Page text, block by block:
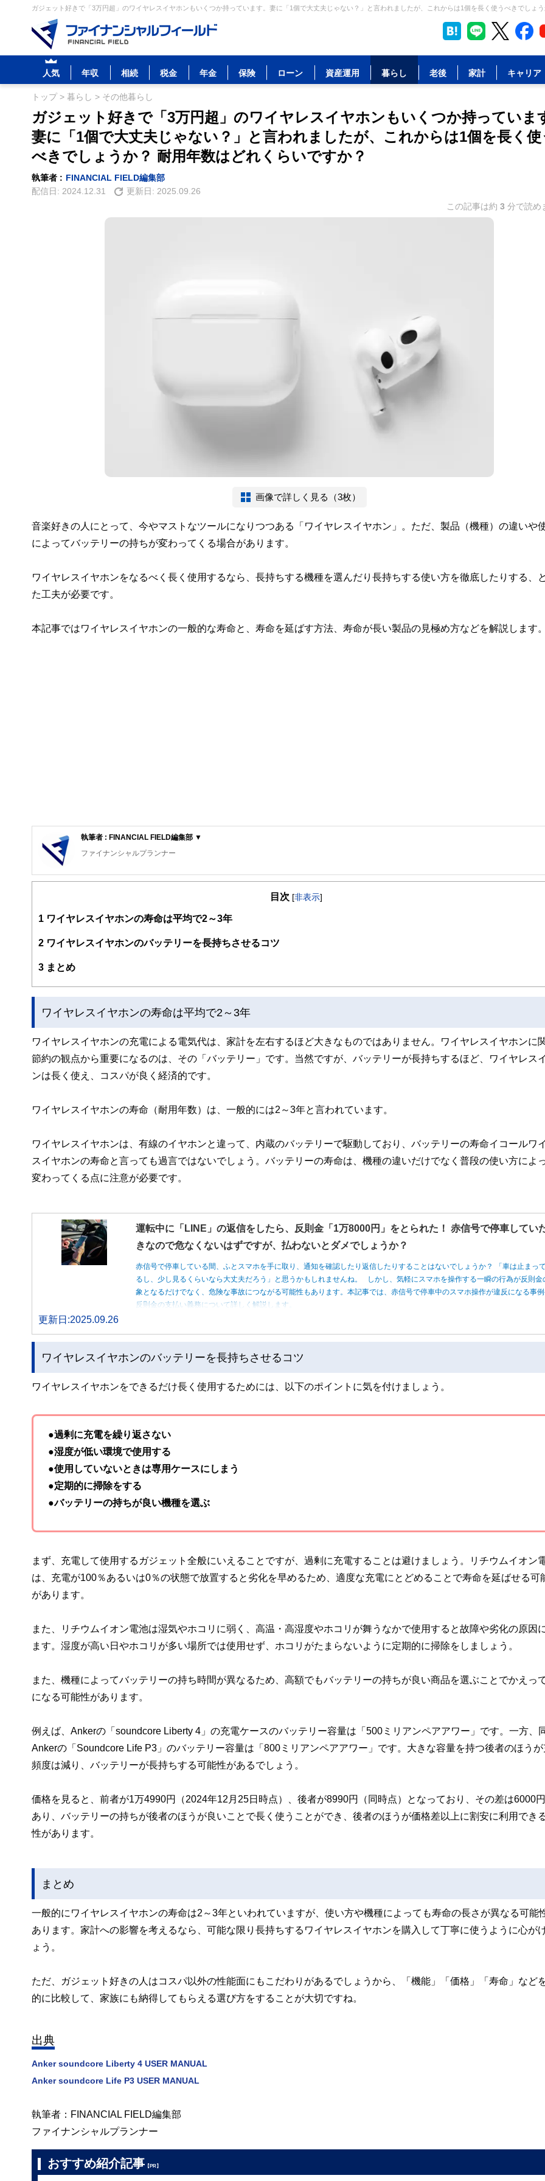
ガジェット好きで「3万円超」のワイヤレスイヤホンもいくつか持っています。妻に「1個で大丈夫じゃない？」と言われましたが、これからは1個を長く使うべきでしょ
人気 年収 相続 税金 年金 保険 ローン 資産運用 暮らし 老後 家計 キャリア
トップ> 暮らし > その他暮らし
ガジェット好きで「3万円超」のワイヤレスイヤホンもいくつか持っていま
妻に「1個で大丈夫じゃない？」と言われましたが、これからは1個を長く使
べきでしょうか？ 耐用年数はどれくらいですか？
執筆者 : FINANCIAL FIELD編集部
配信日: 2024.12.31 更新日: 2025.09.26
この記事は約 3 分で読め
画像で詳しく見る（3枚）
音楽好きの人にとって、今やマストなツールになりつつある「ワイヤレスイヤホン」。ただ、製品（機種）の違いや
によってバッテリーの持ちが変わってくる場合があります。
ワイヤレスイヤホンをなるべく長く使用するなら、長持ちする機種を選んだり長持ちする使い方を徹底したりする、
た工夫が必要です。
本記事ではワイヤレスイヤホンの一般的な寿命と、寿命を延ばす方法、寿命が長い製品の見極め方などを解説します。
執筆者 : FINANCIAL FIELD編集部 ▼
ファイナンシャルプランナー
FinancialField編集部は、金融、経済に関する記事を、日々の暮らしにどのような影響を与えるかという視点で、お金の知識がない方でも理解
案から記事掲載まですべての工程に関わることで、読者目線のコンテンツを追求しています。
FinancialFieldの特徴は、ファイナンシャルプランナー、弁護士、税理士、宅地建物取引士、相続診断士、住宅ローンアドバイザー、DCプラン
ー、公認会計士、社会保険労務士、行政書士、投資アナリスト、キャリアコンサルタントなど150名以上の有資格者を執筆者・監修者として迎
私たちは、快適でより良い生活のアイデアを提供するお金のコンシェルジュを目指します。
目次 [非表示]
1 ワイヤレスイヤホンの寿命は平均で2～3年
2 ワイヤレスイヤホンのバッテリーを長持ちさせるコツ
3 まとめ
ワイヤレスイヤホンの寿命は平均で2～3年
ワイヤレスイヤホンの充電による電気代は、家計を左右するほど大きなものではありません。ワイヤレスイヤホンに
節約の観点から重要になるのは、その「バッテリー」です。当然ですが、バッテリーが長持ちするほど、ワイヤレス
ンは長く使え、コスパが良く経済的です。
ワイヤレスイヤホンの寿命（耐用年数）は、一般的には2～3年と言われています。
ワイヤレスイヤホンは、有線のイヤホンと違って、内蔵のバッテリーで駆動しており、バッテリーの寿命イコールワ
スイヤホンの寿命と言っても過言ではないでしょう。バッテリーの寿命は、機種の違いだけでなく普段の使い方によ
変わってくる点に注意が必要です。
運転中に「LINE」の返信をしたら、反則金「1万8000円」をとられた！ 赤信号で停車してい
きなので危なくないはずですが、払わないとダメでしょうか？
赤信号で停車している間、ふとスマホを手に取り、通知を確認したり返信したりすることはないでしょうか？ 「車は止まっ
るし、少し見るくらいなら大丈夫だろう」と思うかもしれませんね。 しかし、気軽にスマホを操作する一瞬の行為が反則金
象となるだけでなく、危険な事故につながる可能性もあります。本記事では、赤信号で停車中のスマホ操作が違反になる事例
反則金の支払い義務について詳しく解説します。
更新日:2025.09.26
ワイヤレスイヤホンのバッテリーを長持ちさせるコツ
ワイヤレスイヤホンをできるだけ長く使用するためには、以下のポイントに気を付けましょう。
●過剰に充電を繰り返さない
●湿度が低い環境で使用する
●使用していないときは専用ケースにしまう
●定期的に掃除をする
●バッテリーの持ちが良い機種を選ぶ
まず、充電して使用するガジェット全般にいえることですが、過剰に充電することは避けましょう。リチウムイオン
は、充電が100％あるいは0％の状態で放置すると劣化を早めるため、適度な充電にとどめることで寿命を延ばせる可
があります。
また、リチウムイオン電池は湿気やホコリに弱く、高温・高湿度やホコリが舞うなかで使用すると故障や劣化の原因
ます。湿度が高い日やホコリが多い場所では使用せず、ホコリがたまらないように定期的に掃除をしましょう。
また、機種によってバッテリーの持ち時間が異なるため、高額でもバッテリーの持ちが良い商品を選ぶことでかえっ
になる可能性があります。
例えば、Ankerの「soundcore Liberty 4」の充電ケースのバッテリー容量は「500ミリアンペアアワー」です。一方、
Ankerの「Soundcore Life P3」のバッテリー容量は「800ミリアンペアアワー」です。大きな容量を持つ後者のほうが
頻度は減り、バッテリーが長持ちする可能性があるでしょう。
価格を見ると、前者が1万4990円（2024年12月25日時点）、後者が8990円（同時点）となっており、その差は6000
あり、バッテリーの持ちが後者のほうが良いことで長く使うことができ、後者のほうが価格差以上に割安に利用でき
性があります。
まとめ
一般的にワイヤレスイヤホンの寿命は2～3年といわれていますが、使い方や機種によっても寿命の長さが異なる可能
あります。家計への影響を考えるなら、可能な限り長持ちするワイヤレスイヤホンを購入して丁寧に使うように心が
ょう。
ただ、ガジェット好きの人はコスパ以外の性能面にもこだわりがあるでしょうから、「機能」「価格」「寿命」など
的に比較して、家族にも納得してもらえる選び方をすることが大切ですね。
出典
Anker soundcore Liberty 4 USER MANUAL
Anker soundcore Life P3 USER MANUAL
執筆者：FINANCIAL FIELD編集部
ファイナンシャルプランナー
おすすめ紹介記事 【PR】